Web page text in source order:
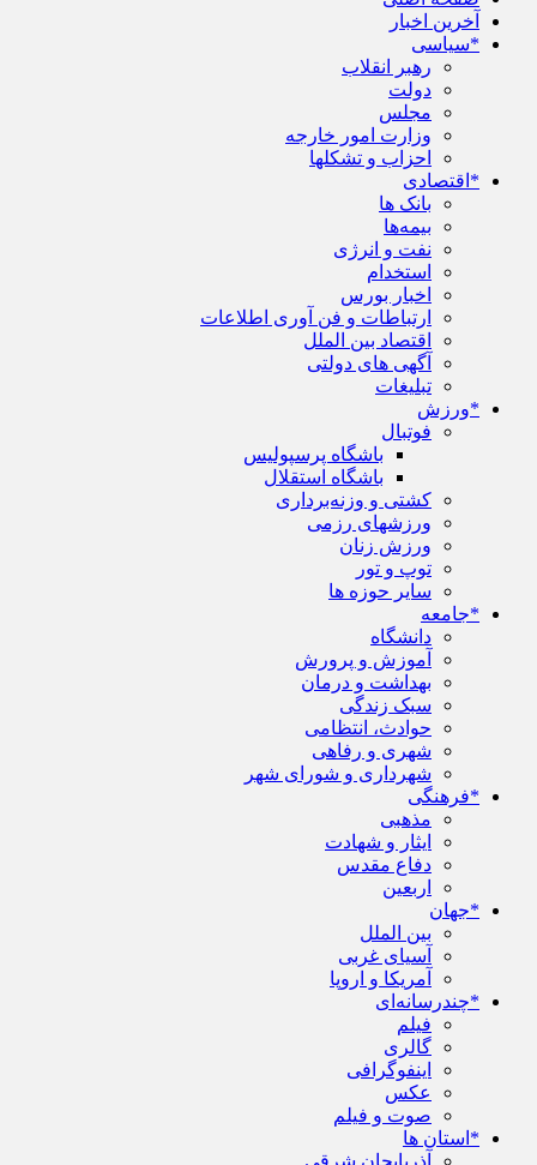
آخرین اخبار
*سیاسی
رهبر انقلاب
دولت
مجلس
وزارت امور خارجه
احزاب و تشکلها
*اقتصادی
بانک ها
بیمه‌ها
نفت و انرژی
استخدام
اخبار بورس
ارتباطات و فن آوری اطلاعات
اقتصاد بین الملل
آگهی های دولتی
تبلیغات
*ورزش
فوتبال
باشگاه پرسپولیس
باشگاه استقلال
کشتی و وزنه‌برداری
ورزشهای رزمی
ورزش زنان
توپ و تور
سایر حوزه ها
*جامعه
دانشگاه
آموزش و پرورش
بهداشت و درمان
سبک زندگی
حوادث، انتظامی
شهری و رفاهی
شهرداری و شورای شهر
*فرهنگی
مذهبی
ایثار و شهادت
دفاع مقدس
اربعین
*جهان
بین الملل
آسیای غربی
آمریکا و اروپا
*چندرسانه‌ای
فیلم
گالری
اینفوگرافی
عکس
صوت و فیلم
*استان ها